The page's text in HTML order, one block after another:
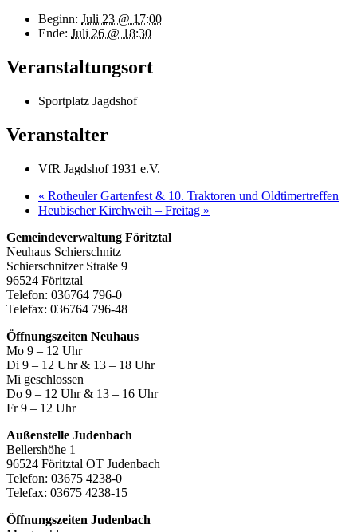
Beginn: Juli 23 @ 17:00
Ende: Juli 26 @ 18:30
Veranstaltungsort
Sportplatz Jagdshof
Veranstalter
VfR Jagdshof 1931 e.V.
« Rotheuler Gartenfest & 10. Traktoren und Oldtimertreffen
Heubischer Kirchweih – Freitag »
Gemeindeverwaltung Föritztal
Neuhaus Schierschnitz
Schierschnitzer Straße 9
96524 Föritztal
Telefon: 036764 796-0
Telefax: 036764 796-48
Öffnungszeiten Neuhaus
Mo 9 – 12 Uhr
Di 9 – 12 Uhr & 13 – 18 Uhr
Mi geschlossen
Do 9 – 12 Uhr & 13 – 16 Uhr
Fr 9 – 12 Uhr
Außenstelle Judenbach
Bellershöhe 1
96524 Föritztal OT Judenbach
Telefon: 03675 4238-0
Telefax: 03675 4238-15
Öffnungszeiten Judenbach